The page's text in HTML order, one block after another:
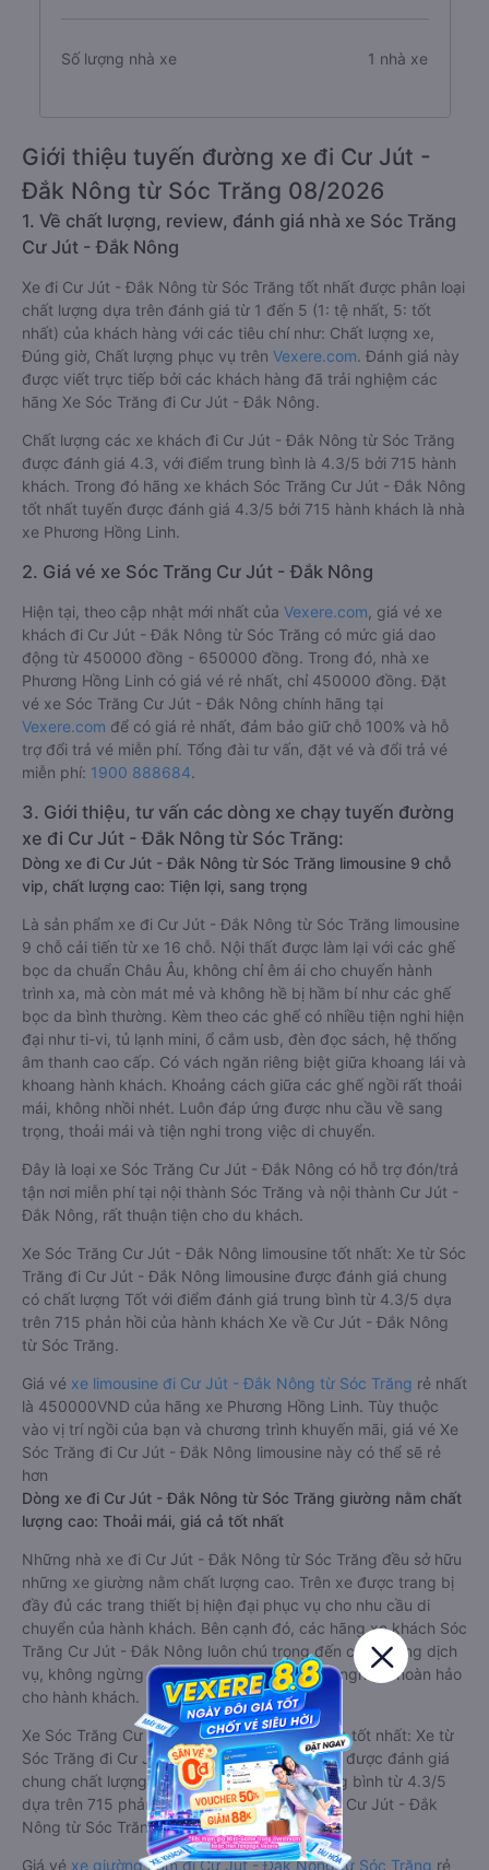
Số lượng nhà xe 1 nhà xe
Giới thiệu tuyến đường xe đi Cư Jút -
Đắk Nông từ Sóc Trăng 08/2026
1. Về chất lượng, review, đánh giá nhà xe Sóc Trăng
Cư Jút - Đắk Nông
Xe đi Cư Jút - Đắk Nông từ Sóc Trăng tốt nhất được phân loại
chất lượng dựa trên đánh giá từ 1 đến 5 (1: tệ nhất, 5: tốt
nhất) của khách hàng với các tiêu chí như: Chất lượng xe,
Đúng giờ, Chất lượng phục vụ trên Vexere.com. Đánh giá này
được viết trực tiếp bởi các khách hàng đã trải nghiệm các
hãng Xe Sóc Trăng đi Cư Jút - Đắk Nông.
Chất lượng các xe khách đi Cư Jút - Đắk Nông từ Sóc Trăng
được đánh giá 4.3, với điểm trung bình là 4.3/5 bởi 715 hành
khách. Trong đó hãng xe khách Sóc Trăng Cư Jút - Đắk Nông
tốt nhất tuyến được đánh giá 4.3/5 bởi 715 hành khách là nhà
xe Phương Hồng Linh.
2. Giá vé xe Sóc Trăng Cư Jút - Đắk Nông
Hiện tại, theo cập nhật mới nhất của Vexere.com , giá vé xe
khách đi Cư Jút - Đắk Nông từ Sóc Trăng có mức giá dao
động từ 450000 đồng - 650000 đồng. Trong đó, nhà xe
Phương Hồng Linh có giá vé rẻ nhất, chỉ 450000 đồng. Đặt
vé xe Sóc Trăng Cư Jút - Đắk Nông chính hãng tại
Vexere.com để có giá rẻ nhất, đảm bảo giữ chỗ 100% và hỗ
trợ đổi trả vé miễn phí. Tổng đài tư vấn, đặt vé và đổi trả vé
miễn phí: 1900 888684.
3. Giới thiệu, tư vấn các dòng xe chạy tuyến đường
xe đi Cư Jút - Đắk Nông từ Sóc Trăng:
Dòng xe đi Cư Jút - Đắk Nông từ Sóc Trăng limousine 9 chỗ
vip, chất lượng cao: Tiện lợi, sang trọng
Là sản phẩm xe đi Cư Jút - Đắk Nông từ Sóc Trăng limousine
9 chỗ cải tiến từ xe 16 chỗ. Nội thất được làm lại với các ghế
bọc da chuẩn Châu Âu, không chỉ êm ái cho chuyến hành
trình xa, mà còn mát mẻ và không hề bị hầm bí như các ghế
bọc da bình thường. Kèm theo các ghế có nhiều tiện nghi hiện
đại như ti-vi, tủ lạnh mini, ổ cắm usb, đèn đọc sách, hệ thống
âm thanh cao cấp. Có vách ngăn riêng biệt giữa khoang lái và
khoang hành khách. Khoảng cách giữa các ghế ngồi rất thoải
mái, không nhồi nhét. Luôn đáp ứng được nhu cầu về sang
trọng, thoải mái và tiện nghi trong việc di chuyển.
Đây là loại xe Sóc Trăng Cư Jút - Đắk Nông có hỗ trợ đón/trả
tận nơi miễn phí tại nội thành Sóc Trăng và nội thành Cư Jút -
Đắk Nông, rất thuận tiện cho du khách.
Xe Sóc Trăng Cư Jút - Đắk Nông limousine tốt nhất: Xe từ Sóc
Trăng đi Cư Jút - Đắk Nông limousine được đánh giá chung
có chất lượng Tốt với điểm đánh giá trung bình từ 4.3/5 dựa
trên 715 phản hồi của hành khách Xe về Cư Jút - Đắk Nông
từ Sóc Trăng.
Giá vé xe limousine đi Cư Jút - Đắk Nông từ Sóc Trăng rẻ nhất
là 450000VND của hãng xe Phương Hồng Linh. Tùy thuộc
vào vị trí ngồi của bạn và chương trình khuyến mãi, giá vé Xe
Sóc Trăng đi Cư Jút - Đắk Nông limousine này có thể sẽ rẻ
hơn
Dòng xe đi Cư Jút - Đắk Nông từ Sóc Trăng giường nằm chất
lượng cao: Thoải mái, giá cả tốt nhất
Những nhà xe đi Cư Jút - Đắk Nông từ Sóc Trăng đều sở hữu
những xe giường nằm chất lượng cao. Trên xe được trang bị
đầy đủ các trang thiết bị hiện đại phục vụ cho nhu cầu di
chuyển của hành khách. Bên cạnh đó, các hãng xe khách Sóc
Trăng Cư Jút - Đắk Nông luôn chú trọng đến chất lượng dịch
vụ, không ngừng cải thiện để mang đến trải nghiệm hoàn hảo
cho hành khách.
Xe Sóc Trăng Cư Jút - Đắk Nông giường nằm tốt nhất: Xe từ
Sóc Trăng đi Cư Jút - Đắk Nông giường nằm được đánh giá
chung chất lượng Tốt với điểm đánh giá trung bình từ 4.3/5
dựa trên 715 phản hồi của hành khách Xe về Cư Jút - Đắk
Nông từ Sóc Trăng.
Giá vé xe giường nằm đi Cư Jút - Đắk Nông từ Sóc Trăng rẻ